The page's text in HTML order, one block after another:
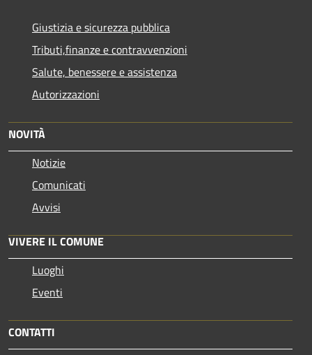
Giustizia e sicurezza pubblica
Tributi,finanze e contravvenzioni
Salute, benessere e assistenza
Autorizzazioni
NOVITÀ
Notizie
Comunicati
Avvisi
VIVERE IL COMUNE
Luoghi
Eventi
CONTATTI